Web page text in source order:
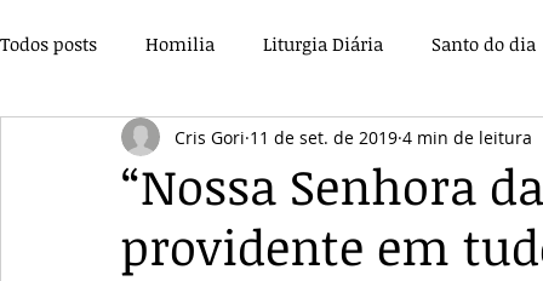
Todos posts Homilia Liturgia Diária Santo do dia
Pentecostes Galeria Orações Saúde
“Nossa Senhora
providente em
Cris Gori 11 de set. de 2019 4 min de leitura